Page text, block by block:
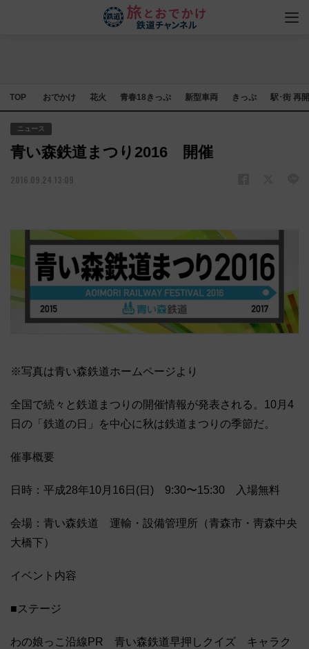
TOP おでかけ 花火 青春18きっぷ 新型車両 きっぷ 駅･街 再
ニュース
青い森鉄道まつり2016 開催
2016.09.24 13:09
※写真は青い森鉄道ホームページより
全国で続々と鉄道まつりの開催情報が発表される。10月4
日の「鉄道の日」を中心に秋は鉄道まつりの季節だ。
催事概要
日時：平成28年10月16日(日) 9:30〜15:30 入場無料
会場：青い森鉄道 運輸・設備管理所（青森市・靑森中央
大橋下）
イベント内容
■ステージ
わの娘っこ沿線PR 青い森鉄道早押しクイズ キャラク